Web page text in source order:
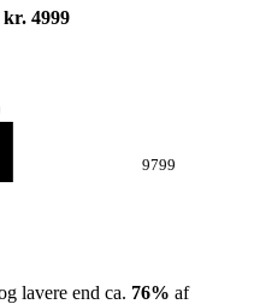
4999
9799
lavere end ca. 76% af